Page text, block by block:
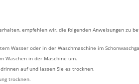
empfehlen wir, die folgenden Anweisungen zu
Wasser oder in der Waschmaschine im
Waschen in der Maschine um.
auf und lassen Sie es trocknen.
trocknen.